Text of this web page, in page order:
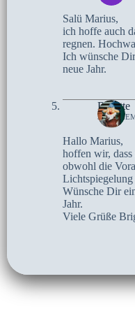
Salü Marius,
ich hoffe auch
regnen.
Ich wünsche
neue Jahr.
Brigitte
30.
Hallo Marius,
hoffen wir, dass
obwohl die
Lichtspiegelung
Wünsche Dir
Jahr.
Viele Grüße